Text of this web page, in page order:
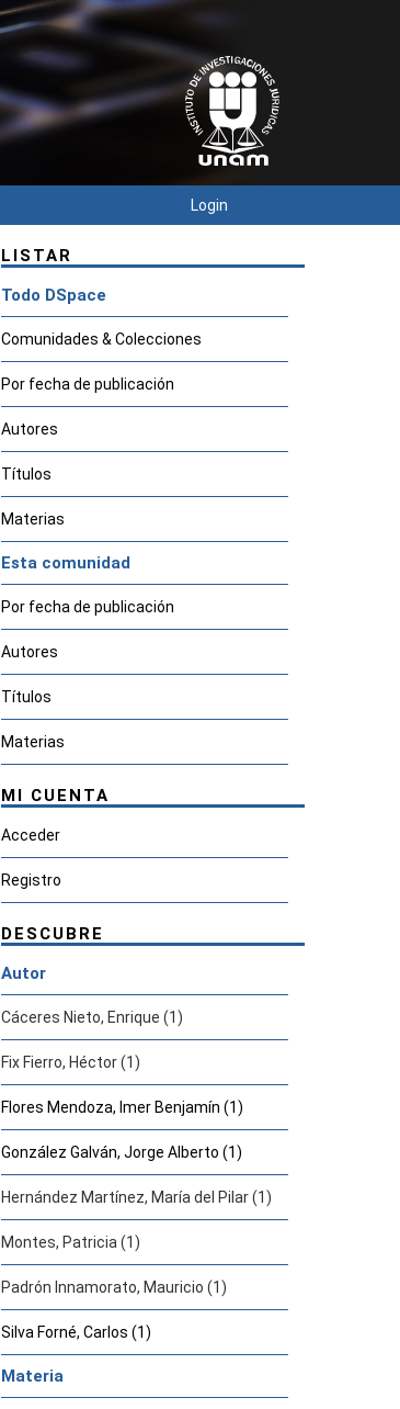
Login
LISTAR
Todo DSpace
Comunidades & Colecciones
Por fecha de publicación
Autores
Títulos
Materias
Esta comunidad
Por fecha de publicación
Autores
Títulos
Materias
MI CUENTA
Acceder
Registro
DESCUBRE
Autor
Cáceres Nieto, Enrique (1)
Fix Fierro, Héctor (1)
Flores Mendoza, Imer Benjamín (1)
González Galván, Jorge Alberto (1)
Hernández Martínez, María del Pilar (1)
Montes, Patricia (1)
Padrón Innamorato, Mauricio (1)
Silva Forné, Carlos (1)
Materia